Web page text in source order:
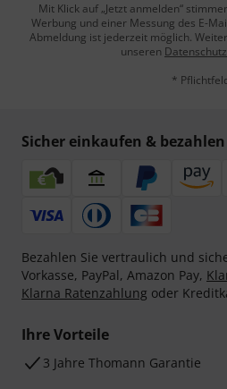
Mit Klick auf „Jetzt anmelden“
Werbung und einer Messung des E-
Abmeldung ist jederzeit möglich.
unseren
*
Sicher einkaufen & bezahlen
Bezahlen Sie vertraulich und
Vorkasse, PayPal, Amazon Pay,
Klarna Ratenzahlung oder
Ihre Vorteile
3 Jahre Thomann Garantie